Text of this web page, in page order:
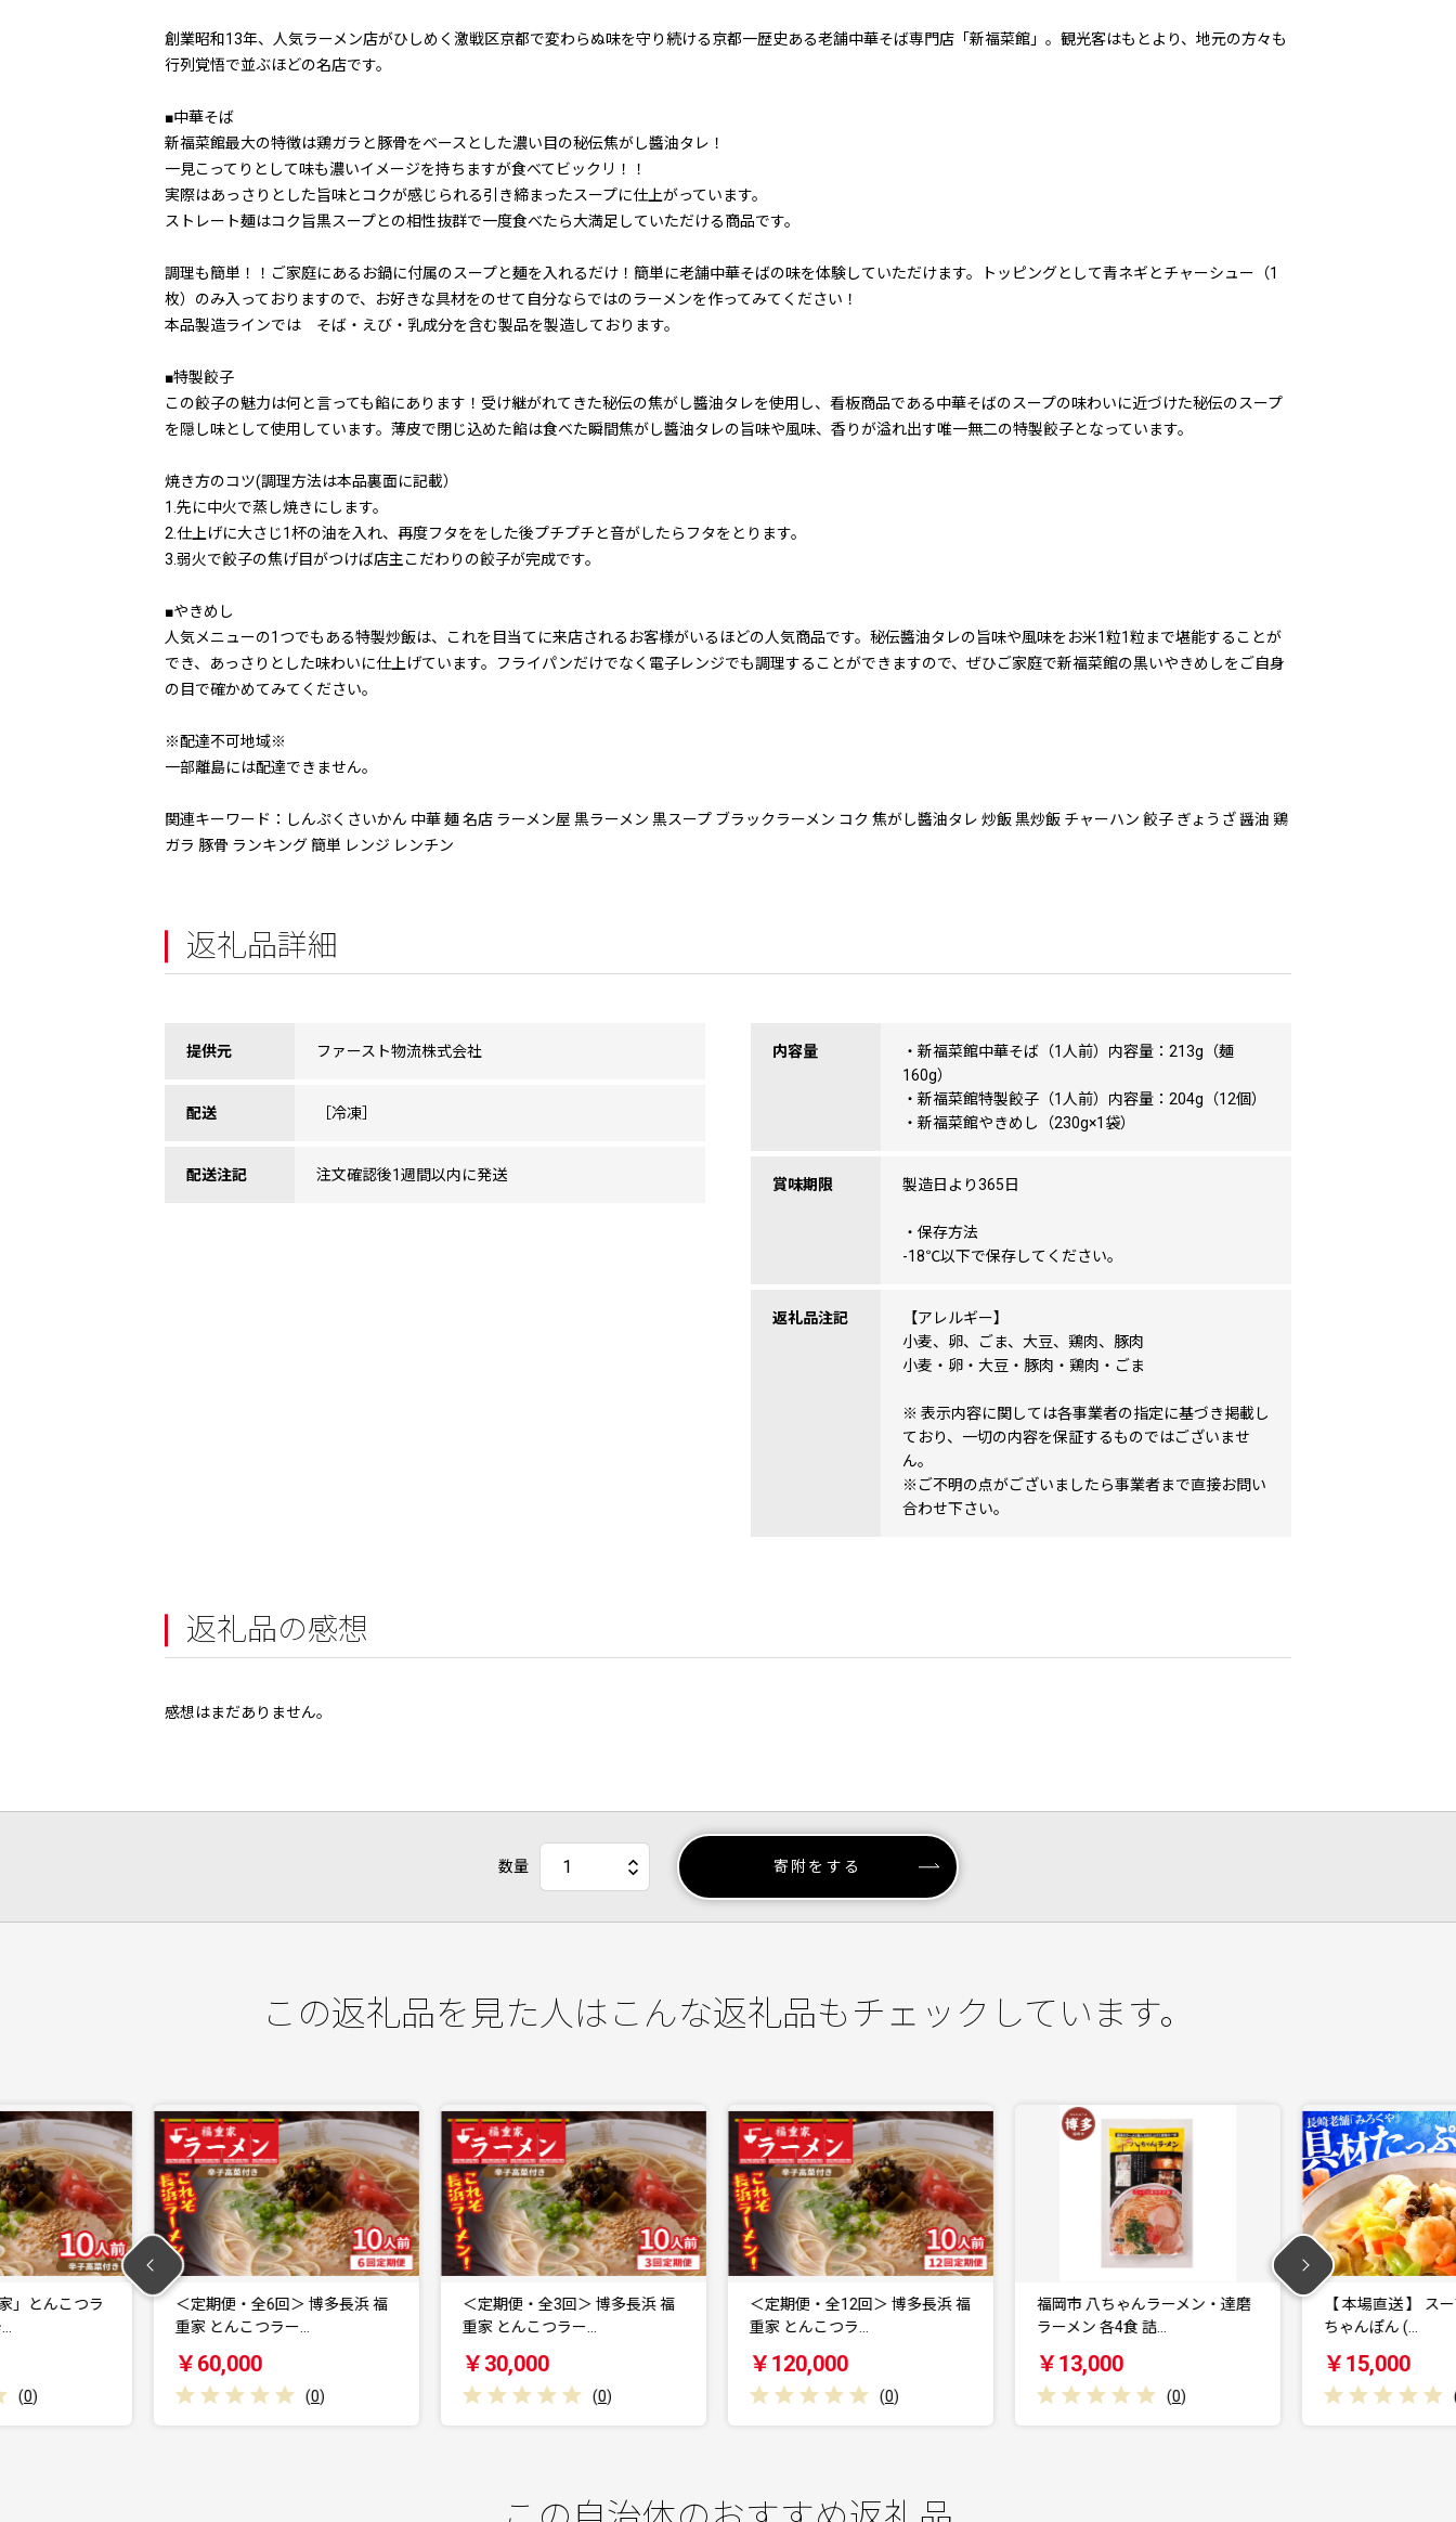
創業昭和13年、人気ラーメン店がひしめく激戦区京都で変わらぬ味を守り続ける京都一歴史ある老舗中華そば専門店「新福菜館」。観光客はもとより、地元の方々も
行列覚悟で並ぶほどの名店です。
■中華そば
新福菜館最大の特徴は鶏ガラと豚骨をベースとした濃い目の秘伝焦がし醬油タレ！
一見こってりとして味も濃いイメージを持ちますが食べてビックリ！！
実際はあっさりとした旨味とコクが感じられる引き締まったスープに仕上がっています。
ストレート麺はコク旨黒スープとの相性抜群で一度食べたら大満足していただける商品です。
調理も簡単！！ご家庭にあるお鍋に付属のスープと麺を入れるだけ！簡単に老舗中華そばの味を体験していただけます。トッピングとして青ネギとチャーシュー（1
枚）のみ入っておりますので、お好きな具材をのせて自分ならではのラーメンを作ってみてください！
本品製造ラインでは そば・えび・乳成分を含む製品を製造しております。
■特製餃子
この餃子の魅力は何と言っても餡にあります！受け継がれてきた秘伝の焦がし醬油タレを使用し、看板商品である中華そばのスープの味わいに近づけた秘伝のスープ
を隠し味として使用しています。薄皮で閉じ込めた餡は食べた瞬間焦がし醬油タレの旨味や風味、香りが溢れ出す唯一無二の特製餃子となっています。
焼き方のコツ(調理方法は本品裏面に記載）
1.先に中火で蒸し焼きにします。
2.仕上げに大さじ1杯の油を入れ、再度フタををした後プチプチと音がしたらフタをとります。
3.弱火で餃子の焦げ目がつけば店主こだわりの餃子が完成です。
■やきめし
人気メニューの1つでもある特製炒飯は、これを目当てに来店されるお客様がいるほどの人気商品です。秘伝醬油タレの旨味や風味をお米1粒1粒まで堪能することが
でき、あっさりとした味わいに仕上げています。フライパンだけでなく電子レンジでも調理することができますので、ぜひご家庭で新福菜館の黒いやきめしをご自身
の目で確かめてみてください。
※配達不可地域※
一部離島には配達できません。
関連キーワード：しんぷくさいかん 中華 麺 名店 ラーメン屋 黒ラーメン 黒スープ ブラックラーメン コク 焦がし醬油タレ 炒飯 黒炒飯 チャーハン 餃子 ぎょうざ 醤油 鶏
ガラ 豚骨 ランキング 簡単 レンジ レンチン
返礼品詳細
提供元 ファースト物流株式会社
配送 ［冷凍］
配送注記 注文確認後1週間以内に発送
内容量
・新福菜館中華そば（1人前）内容量：213g（麺
160g）
・新福菜館特製餃子（1人前）内容量：204g（12個）
・新福菜館やきめし（230g×1袋）
賞味期限 製造日より365日
・保存方法
-18℃以下で保存してください。
返礼品注記
【アレルギー】
小麦、卵、ごま、大豆、鶏肉、豚肉
小麦・卵・大豆・豚肉・鶏肉・ごま
※ 表示内容に関しては各事業者の指定に基づき掲載し
ており、一切の内容を保証するものではございませ
ん。
※ご不明の点がございましたら事業者まで直接お問い
合わせ下さい。
返礼品の感想
感想はまだありません。
数量 寄附をする
この返礼品を見た人はこんな返礼品もチェックしています。
＞ 博多長浜 福
…
(0
＜定期便・全3回＞ 博多長浜 福
重家 とんこつラー…
￥30,000
(0
＜定期便・全12回＞ 博多長浜 福
重家 とんこつラ…
￥120,000
(0
福岡市 八ちゃんラーメン・達磨
ラーメン 各4食 詰…
￥13,000
(0
【 本場直送 】 スープ付き 長崎
ちゃんぽん (…
￥15,000
(0
うどん5袋・きし
｜乾麺 うどん そ
￥7,000